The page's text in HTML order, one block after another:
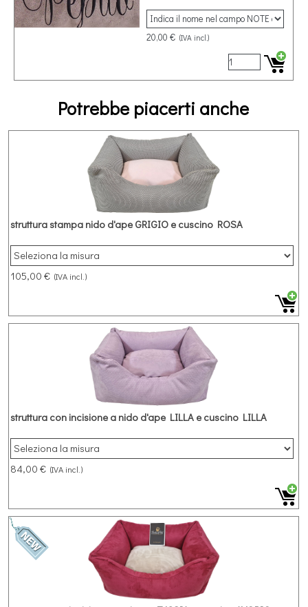
20,00 € (IVA incl.)
Potrebbe piacerti anche
struttura stampa nido d'ape GRIGIO e cuscino ROSA
105,00 € (IVA incl.)
struttura con incisione a nido d'ape LILLA e cuscino LILLA
84,00 € (IVA incl.)